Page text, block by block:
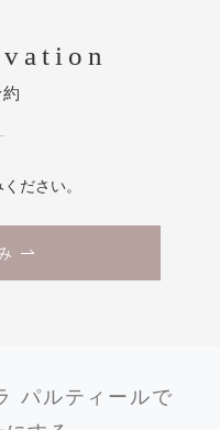
ださい。
パルティールで